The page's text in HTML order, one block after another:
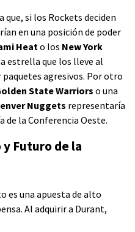
si los Rockets deciden
en una posición de poder
Heato los New York
estrella que los lleve al
agresivos. Por otro
State Warriors o una
Nuggets representaría
de la Conferencia Oeste.
Futuro de la
es una apuesta de alto
Al adquirir a Durant,